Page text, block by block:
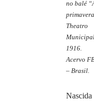
no balé
Theatro
1916.
Acervo
– Brasil.
Nascida